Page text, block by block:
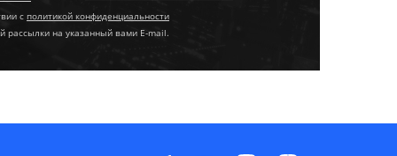
с политикой конфиденциальности
рассылки на указанный вами E-mail.